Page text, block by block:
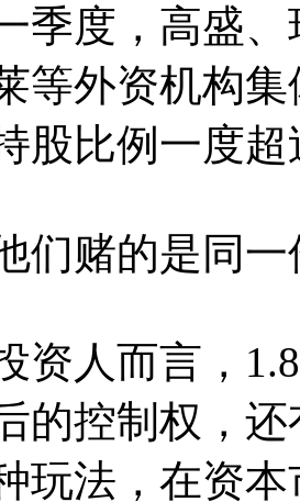
季度，高盛
等外资机构
股比例一度超
们赌的是同
资人而言，
的控制权，
玩法，在资